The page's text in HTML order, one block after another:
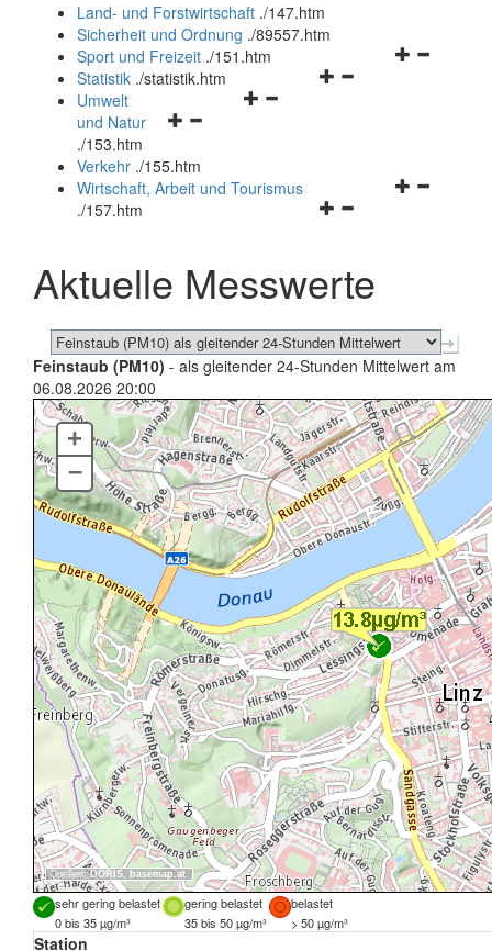
und
schließen
Land- und Forstwirtschaft ./147.htm
Sicherheit und Ordnung ./89557.htm
Navigationsmenü
Sport und Freizeit ./151.htm
Navigationsmenü
Statistik ./statistik.htm
Navigationsmenü
und
schließen
Umwelt
und Natur
./153.htm
Verkehr ./155.htm
Navigationsmenü
schließen
Wirtschaft, Arbeit und Tourismus
./157.htm
Aktuelle Messwerte
Feinstaub (PM10) - als gleitender 24-Stunden Mittelwert am
06.08.2026 20:00
Quellen:DORIS, basemap.at
+
–
sehr gering belastet gering belastet
belastet
0 bis 35 µg/m³
35 bis 50 µg/m³ > 50 µg/m³
Station